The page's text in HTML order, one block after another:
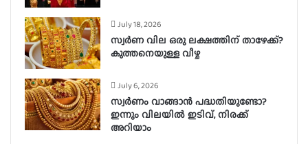
July 18, 2026
സ്വര്‍ണ വില ഒരു ലക്ഷത്തിന് താഴേക്ക്?
കുത്തനെയുള്ള വീഴ്ച
July 6, 2026
സ്വർണം വാങ്ങാൻ പദ്ധതിയുണ്ടോ?
ഇന്നും വിലയിൽ ഇടിവ്, നിരക്ക്
അറിയാം